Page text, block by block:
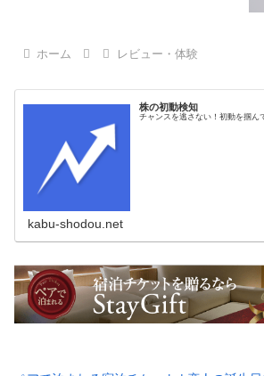
ホーム レビュー・体験
株の初動検知
チャンスを逃さない！初動を掴ん
kabu-shodou.net